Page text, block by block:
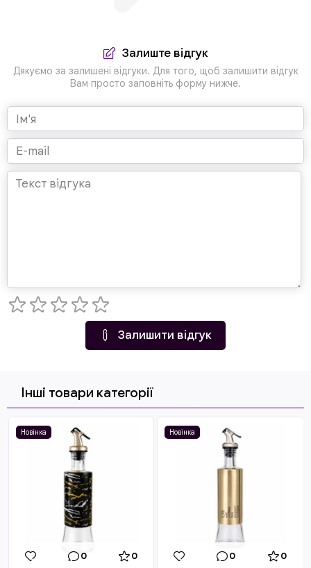
Залиште відгук
Дякуємо за залишені відгуки. Для того, щоб залишити відгук
Вам просто заповніть форму нижче.
Залишити відгук
Інші товари категорії
Новінка
0 0
Новінка
0 0